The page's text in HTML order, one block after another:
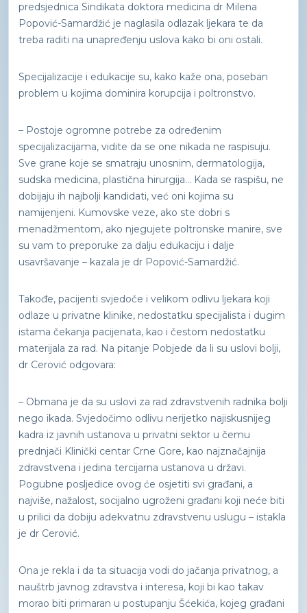
predsjednica Sindikata doktora medicina dr Milena
Popović-Samardžić je naglasila odlazak ljekara te da
treba raditi na unapređenju uslova kako bi oni ostali.
Specijalizacije i edukacije su, kako kaže ona, poseban
problem u kojima dominira korupcija i poltronstvo.
– Postoje ogromne potrebe za određenim
specijalizacijama, vidite da se one nikada ne raspisuju.
Sve grane koje se smatraju unosnim, dermatologija,
sudska medicina, plastična hirurgija... Kada se raspišu, ne
dobijaju ih najbolji kandidati, već oni kojima su
namijenjeni. Kumovske veze, ako ste dobri s
menadžmentom, ako njegujete poltronske manire, sve
su vam to preporuke za dalju edukaciju i dalje
usavršavanje – kazala je dr Popović-Samardžić.
Takođe, pacijenti svjedoče i velikom odlivu ljekara koji
odlaze u privatne klinike, nedostatku specijalista i dugim
istama čekanja pacijenata, kao i čestom nedostatku
materijala za rad. Na pitanje Pobjede da li su uslovi bolji,
dr Cerović odgovara:
– Obmana je da su uslovi za rad zdravstvenih radnika bolji
nego ikada. Svjedočimo odlivu nerijetko najiskusnijeg
kadra iz javnih ustanova u privatni sektor u čemu
prednjači Klinički centar Crne Gore, kao najznačajnija
zdravstvena i jedina tercijarna ustanova u državi.
Pogubne posljedice ovog će osjetiti svi građani, a
najviše, nažalost, socijalno ugroženi građani koji neće biti
u prilici da dobiju adekvatnu zdravstvenu uslugu – istakla
je dr Cerović.
Ona je rekla i da ta situacija vodi do jačanja privatnog, a
nauštrb javnog zdravstva i interesa, koji bi kao takav
morao biti primaran u postupanju Šćekića, kojeg građani